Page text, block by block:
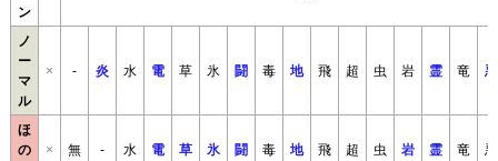
ン
ノ
ー
マ
ル
× - 炎 水 電 草 氷 闘 毒 地 飛 超 虫 岩 霊 竜 悪
ほ
の
× 無 - 水 電 草 氷 闘 毒 地 飛 超 虫 岩 霊 竜 悪